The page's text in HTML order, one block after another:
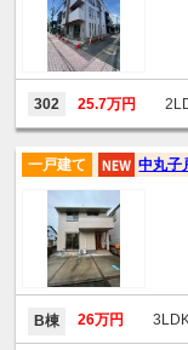
302 25.7万円
一戸建て 中丸子
B棟 26万円